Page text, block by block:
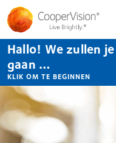
Overslaan
en
naar
de
inhoud
gaan
Hallo! We zullen
gaan …
KLIK OM TE BEGINNEN